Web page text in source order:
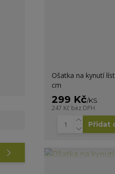
Ošatka na kynutí
cm
299 Kč/KS
247 Kč bez DPH
Přidat